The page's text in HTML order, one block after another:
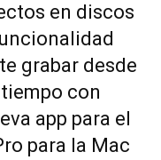
en discos
grabar desde
con
app para el
para la Mac